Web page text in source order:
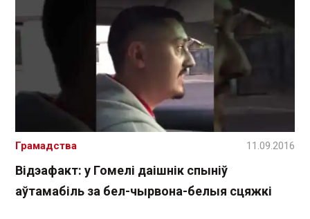
Відэафакт: у Гомелі даішнік спыніў
аўтамабіль за бел-чырвона-белыя сцяжкі
Грамадства 11.09.2016